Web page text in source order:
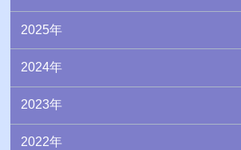
2025年
2024年
2023年
2022年